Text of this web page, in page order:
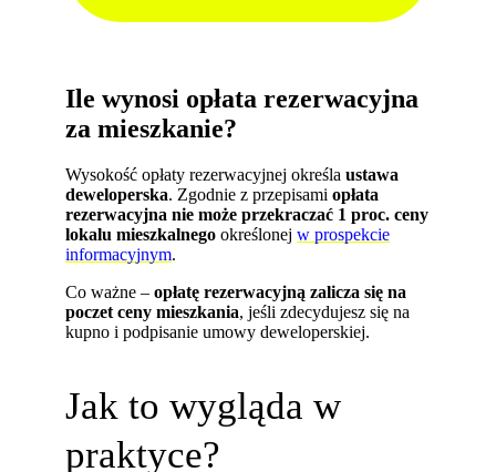
Ile wynosi opłata rezerwacyjna
za mieszkanie?
Wysokość opłaty rezerwacyjnej określaustawa
deweloperska. Zgodnie z przepisamiopłata
rezerwacyjna nie może przekraczać 1 proc. ceny
lokalu mieszkalnego określonejw prospekcie
informacyjnym.
Co ważne –opłatę rezerwacyjną zalicza się na
poczet ceny mieszkania, jeśli zdecydujesz się na
kupno i podpisanie umowy deweloperskiej.
Jak to wygląda w
praktyce?